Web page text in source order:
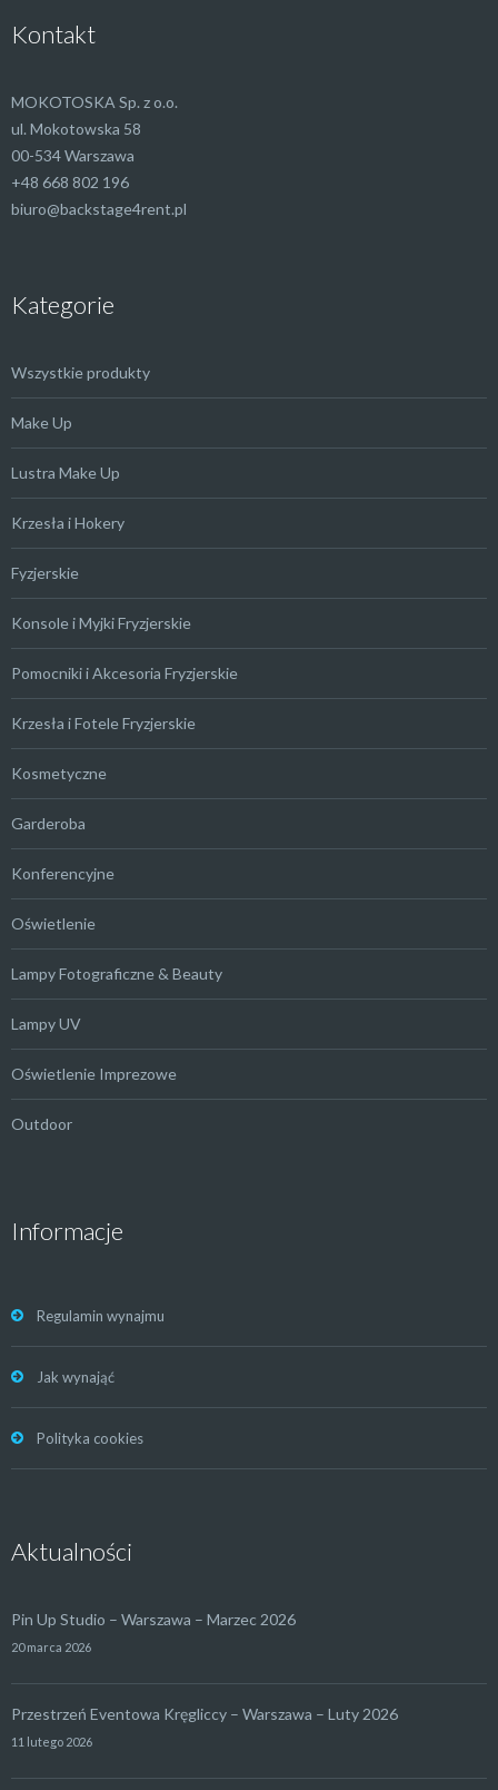
Kontakt
MOKOTOSKA Sp. z o.o.
ul. Mokotowska 58
00-534 Warszawa
+48 668 802 196
biuro@backstage4rent.pl
Kategorie
Wszystkie produkty
Make Up
Lustra Make Up
Krzesła i Hokery
Fyzjerskie
Konsole i Myjki Fryzjerskie
Pomocniki i Akcesoria Fryzjerskie
Krzesła i Fotele Fryzjerskie
Kosmetyczne
Garderoba
Konferencyjne
Oświetlenie
Lampy Fotograficzne & Beauty
Lampy UV
Oświetlenie Imprezowe
Outdoor
Informacje
Regulamin wynajmu
Jak wynająć
Polityka cookies
Aktualności
Pin Up Studio – Warszawa – Marzec 2026
20 marca 2026
Przestrzeń Eventowa Kręgliccy – Warszawa – Luty 2026
11 lutego 2026